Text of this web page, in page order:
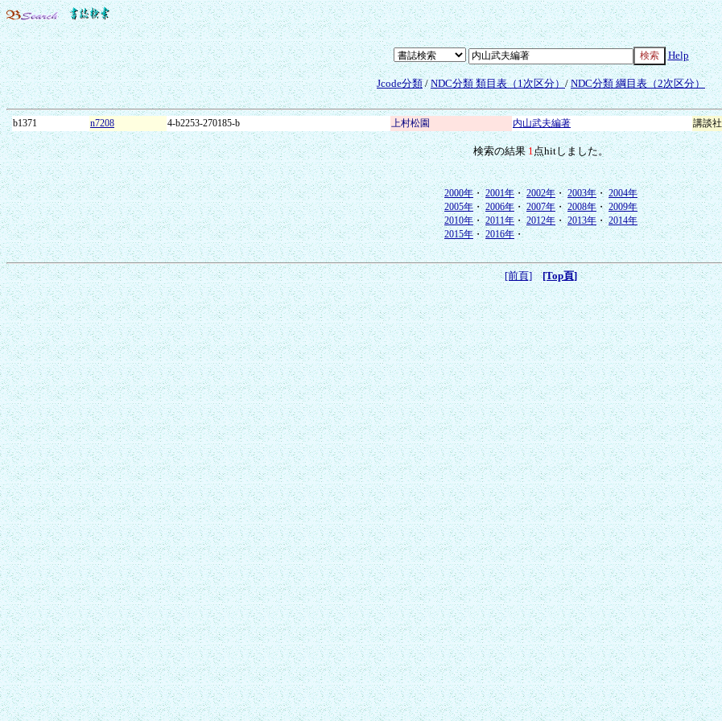
Help
Jcode分類/NDC分類 類目表（1次区分）/NDC分類 綱目表（2次区分）
b1371 n7208 4-b2253-270185-b 上村松園 内山武夫編著 講談社
検索の結果1点hitしました。
2000年・2001年・2002年・2003年・2004年
2005年・2006年・2007年・2008年・2009年
2010年・2011年・2012年・2013年・2014年
2015年・2016年・
[前頁]
[Top頁]